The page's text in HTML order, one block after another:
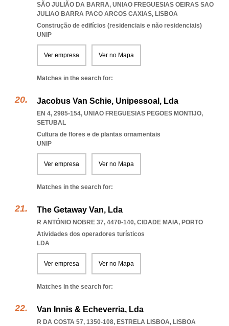
SÃO JULIÃO DA BARRA, UNIAO FREGUESIAS OEIRAS SAO
JULIAO BARRA PACO ARCOS CAXIAS, LISBOA
Construção de edifícios (residenciais e não residenciais)
UNIP
Ver empresa Ver no Mapa
Matches in the search for:
Jacobus Van Schie, Unipessoal, Lda
EN 4, 2985-154, UNIAO FREGUESIAS PEGOES MONTIJO,
SETUBAL
Cultura de flores e de plantas ornamentais
UNIP
Ver empresa Ver no Mapa
Matches in the search for:
The Getaway Van, Lda
R ANTÓNIO NOBRE 37, 4470-140, CIDADE MAIA, PORTO
Atividades dos operadores turísticos
LDA
Ver empresa Ver no Mapa
Matches in the search for:
Van Innis & Echeverria, Lda
R DA COSTA 57, 1350-108, ESTRELA LISBOA, LISBOA